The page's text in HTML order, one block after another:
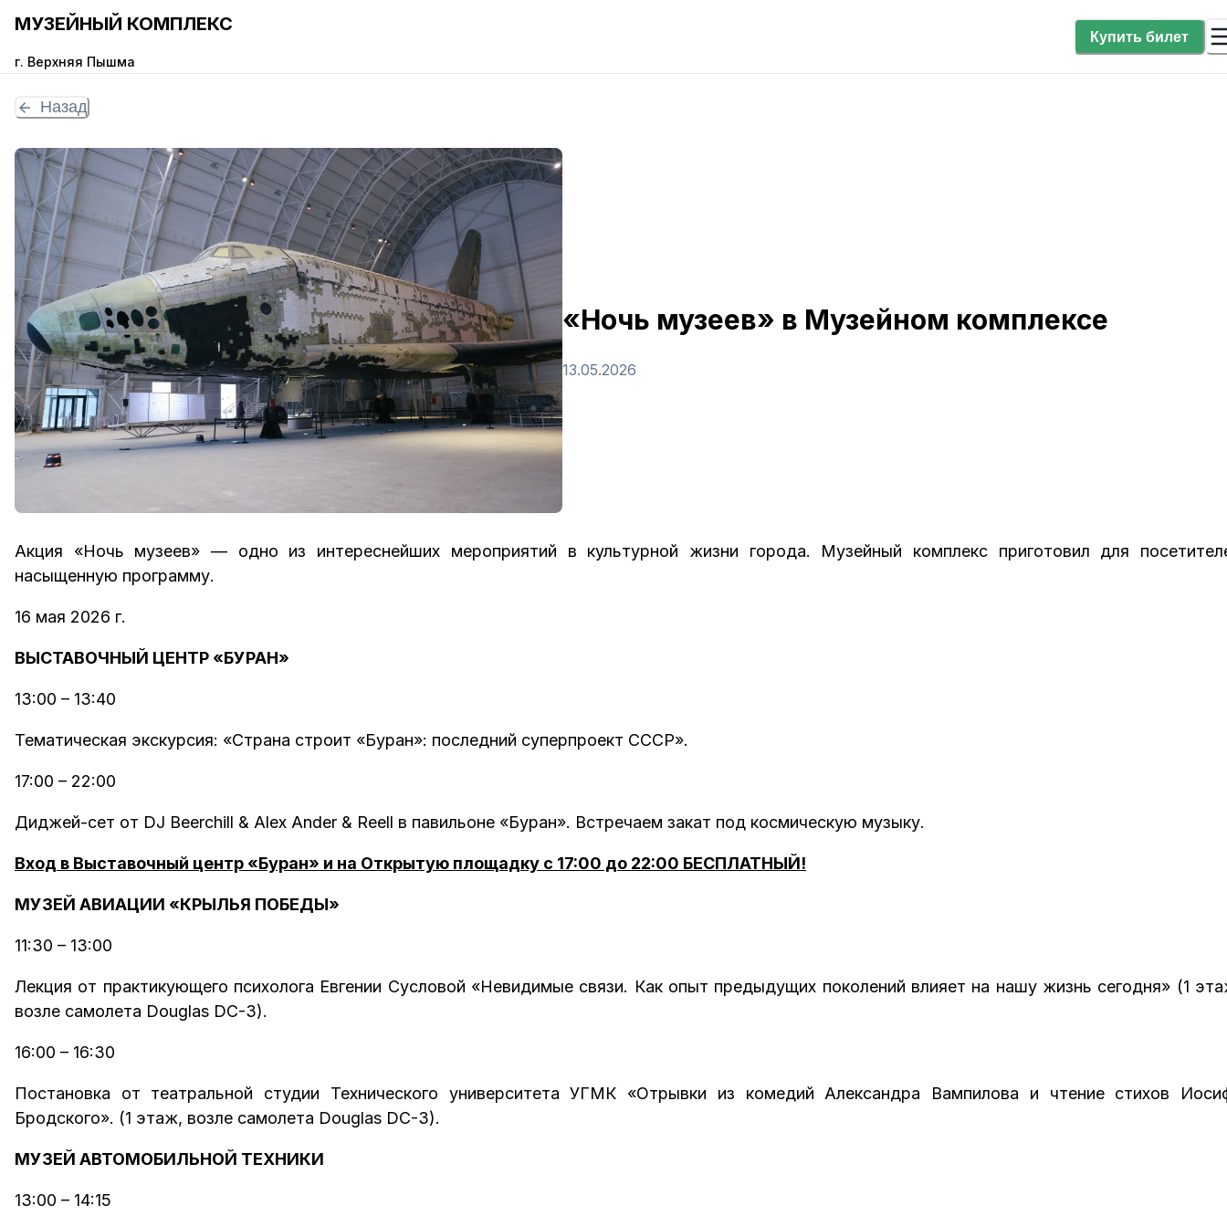
МУЗЕЙНЫЙ КОМПЛЕКС
г. Верхняя Пышма
Купить билет
Назад
«Ночь музеев» в Музейном комплексе
13.05.2026
Акция «Ночь музеев» — одно из интереснейших мероприятий в культурной жизни города. Музейный комплекс приготовил для
насыщенную программу.
16 мая 2026 г.
ВЫСТАВОЧНЫЙ ЦЕНТР «БУРАН»
13:00 – 13:40
Тематическая экскурсия: «Страна строит «Буран»: последний суперпроект СССР».
17:00 – 22:00
Диджей-сет от DJ Beerchill & Alex Ander & Reell в павильоне «Буран». Встречаем закат под космическую музыку.
Вход в Выставочный центр «Буран» и на Открытую площадку с 17:00 до 22:00 БЕСПЛАТНЫЙ!
МУЗЕЙ АВИАЦИИ «КРЫЛЬЯ ПОБЕДЫ»
11:30 – 13:00
Лекция от практикующего психолога Евгении Сусловой «Невидимые связи. Как опыт предыдущих поколений влияет на нашу жизнь сегодня» (1
возле самолета Douglas DС-3).
16:00 – 16:30
Постановка от театральной студии Технического университета УГМК «Отрывки из комедий Александра Вампилова и чтение стихов
Бродского». (1 этаж, возле самолета Douglas DС-3).
МУЗЕЙ АВТОМОБИЛЬНОЙ ТЕХНИКИ
13:00 – 14:15